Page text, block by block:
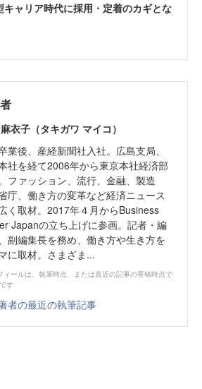
キャリア時代に採用・定着のカギとな
衣子（タキガワ マイコ）
業後、産経新聞社入社。広島支局、
社を経て2006年から東京本社経済部
ファッション、流行、金融、製造
庁、働き方の変革など経済ニュース
く取材。2017年４月からBusiness
Japanの立ち上げに参画。記者・編
副編集長を務め、働き方や生き方を
に取材。さまざま...
ィールは、執筆時点、または直近の記事の寄稿時点で
す
者の最近の執筆記事